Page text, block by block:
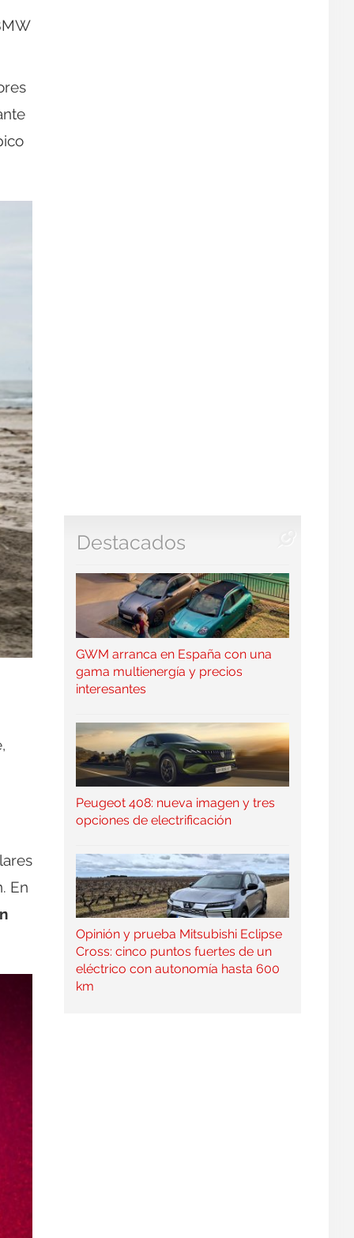
En
Destacados
GWM arranca en España con una
gama multienergía y precios
interesantes
Peugeot 408: nueva imagen y tres
opciones de electrificación
Opinión y prueba Mitsubishi Eclipse
Cross: cinco puntos fuertes de un
eléctrico con autonomía hasta 600
km